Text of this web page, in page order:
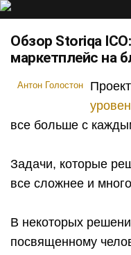
Обзор Storiqa
маркетплейс на
Антон Голостон
все больше с
Задачи, которые
все сложнее и
В некоторых
посвященному